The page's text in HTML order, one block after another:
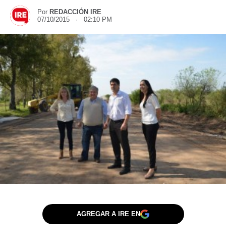
Por REDACCIÓN IRE
07/10/2015 · 02:10 PM
AGREGAR A IRE EN